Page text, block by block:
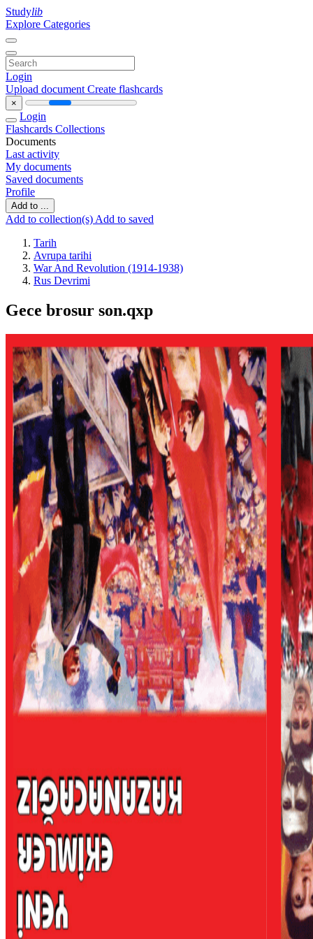
Studylib
Explore Categories
Login
Upload document Create flashcards
×
Login
Flashcards Collections
Documents
Last activity
My documents
Saved documents
Profile
Add to ...
Add to collection(s) Add to saved
Tarih
Avrupa tarihi
War And Revolution (1914-1938)
Rus Devrimi
Gece brosur son.qxp